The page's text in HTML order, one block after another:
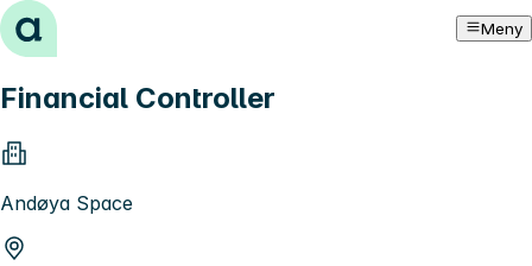
Hopp til innhold Meny
Financial Controller
Andøya Space